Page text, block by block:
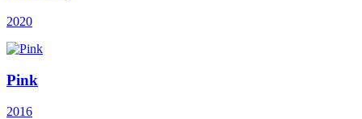
2020
Pink
2016